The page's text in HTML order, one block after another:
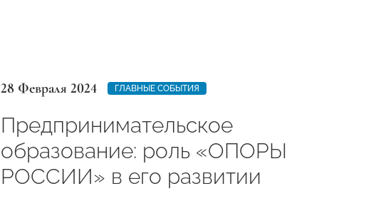
28 Февраля 2024 ГЛАВНЫЕ СОБЫТИЯ
Предпринимательское
образование: роль «ОПОРЫ
РОССИИ» в его развитии